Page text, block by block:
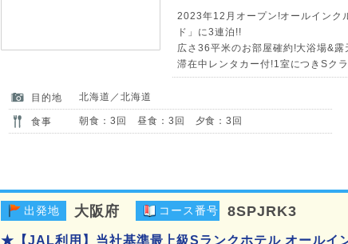
2023年12月オープン!オールインク
ド」に3連泊!!
広さ36平米のお部屋確約!大浴場&露
滞在中レンタカー付!1室につきSク
目的地 北海道／北海道
食事 朝食：3回 昼食：3回 夕食：3回
出発地 大阪府 コース番号 8SPJRK3
★【JAL利用】当社基準最上級Sランクホテル オールイ